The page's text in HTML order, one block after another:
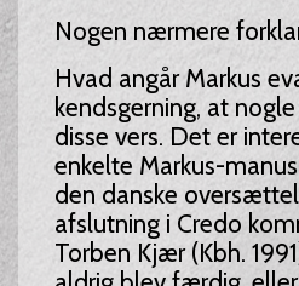
Nogen nærmere
Hvad angår Markus
kendsgerning, at
disse vers. Det er
enkelte Markus-
den danske
afslutning i Credo
Torben Kjær (Kbh.